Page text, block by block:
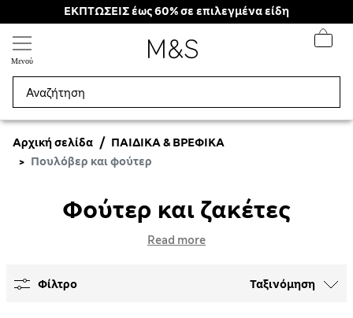
ΕΚΠΤΩΣΕΙΣ έως 60% σε επιλεγμένα είδη
Μενού
Αρχική σελίδα
ΠΑΙΔΙΚΆ & ΒΡΕΦΙΚΆ
Πουλόβερ και φούτερ
Φούτερ και ζακέτες
Read more
Φίλτρο Ταξινόμηση